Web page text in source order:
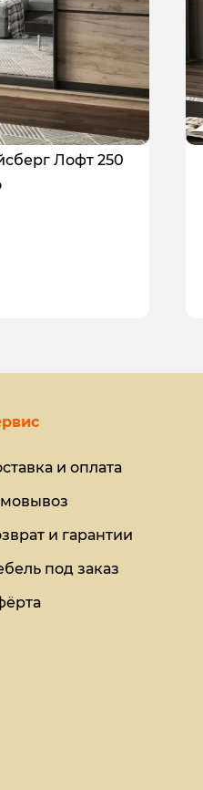
Лофт 250
и оплата
и гарантии
под заказ